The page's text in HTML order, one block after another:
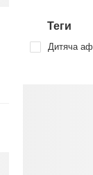
Теги
Дитяча